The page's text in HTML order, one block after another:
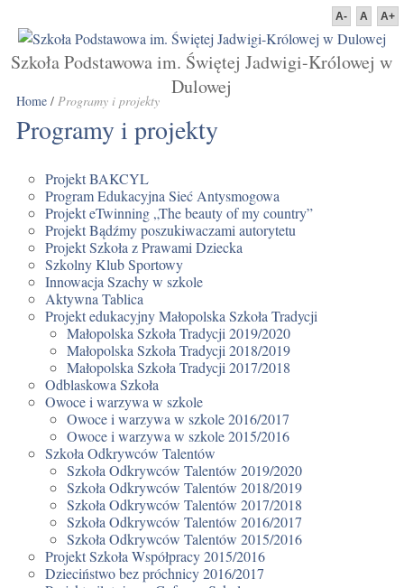
A- A A+
Szkoła Podstawowa im. Świętej Jadwigi-Królowej w
Dulowej
Home / Programy i projekty
Programy i projekty
Projekt BAKCYL
Program Edukacyjna Sieć Antysmogowa
Projekt eTwinning „The beauty of my country”
Projekt Bądźmy poszukiwaczami autorytetu
Projekt Szkoła z Prawami Dziecka
Szkolny Klub Sportowy
Innowacja Szachy w szkole
Aktywna Tablica
Projekt edukacyjny Małopolska Szkoła Tradycji
Małopolska Szkoła Tradycji 2019/2020
Małopolska Szkoła Tradycji 2018/2019
Małopolska Szkoła Tradycji 2017/2018
Odblaskowa Szkoła
Owoce i warzywa w szkole
Owoce i warzywa w szkole 2016/2017
Owoce i warzywa w szkole 2015/2016
Szkoła Odkrywców Talentów
Szkoła Odkrywców Talentów 2019/2020
Szkoła Odkrywców Talentów 2018/2019
Szkoła Odkrywców Talentów 2017/2018
Szkoła Odkrywców Talentów 2016/2017
Szkoła Odkrywców Talentów 2015/2016
Projekt Szkoła Współpracy 2015/2016
Dzieciństwo bez próchnicy 2016/2017